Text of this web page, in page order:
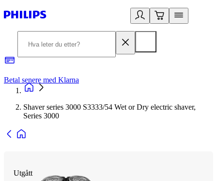
Betal senere med Klarna
Shaver series 3000 S3333/54 Wet or Dry electric shaver,
Series 3000
Utgått